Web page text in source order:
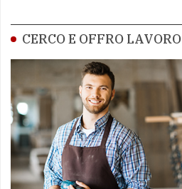
CERCO E OFFRO LAVORO